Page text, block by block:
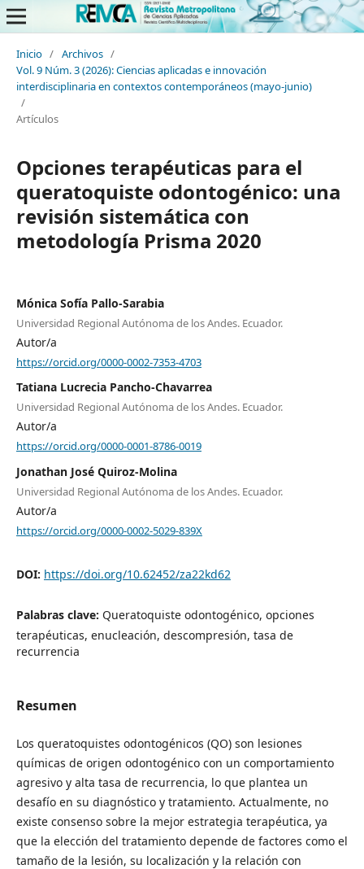
Inicio / Archivos /
Vol. 9 Núm. 3 (2026): Ciencias aplicadas e innovación
interdisciplinaria en contextos contemporáneos (mayo-junio)
/
Artículos
Opciones terapéuticas para el
queratoquiste odontogénico: una
revisión sistemática con
metodología Prisma 2020
Mónica Sofía Pallo-Sarabia
Universidad Regional Autónoma de los Andes. Ecuador.
Autor/a
https://orcid.org/0000-0002-7353-4703
Tatiana Lucrecia Pancho-Chavarrea
Universidad Regional Autónoma de los Andes. Ecuador.
Autor/a
https://orcid.org/0000-0001-8786-0019
Jonathan José Quiroz-Molina
Universidad Regional Autónoma de los Andes. Ecuador.
Autor/a
https://orcid.org/0000-0002-5029-839X
DOI: https://doi.org/10.62452/za22kd62
Palabras clave: Queratoquiste odontogénico, opciones
terapéuticas, enucleación, descompresión, tasa de
recurrencia
Resumen
Los queratoquistes odontogénicos (QO) son lesiones
químicas de origen odontogénico con un comportamiento
agresivo y alta tasa de recurrencia, lo que plantea un
desafío en su diagnóstico y tratamiento. Actualmente, no
existe consenso sobre la mejor estrategia terapéutica, ya
que la elección del tratamiento depende de factores como el
tamaño de la lesión, su localización y la relación con